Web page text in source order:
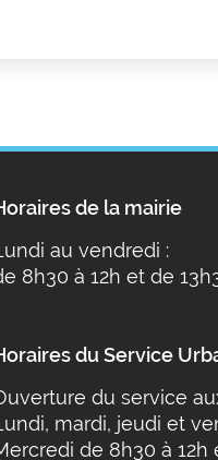
de la mairie
au vendredi :
8h30 à 12h et de
du Service
du service
mardi, jeudi et
de 8h30 à 12h